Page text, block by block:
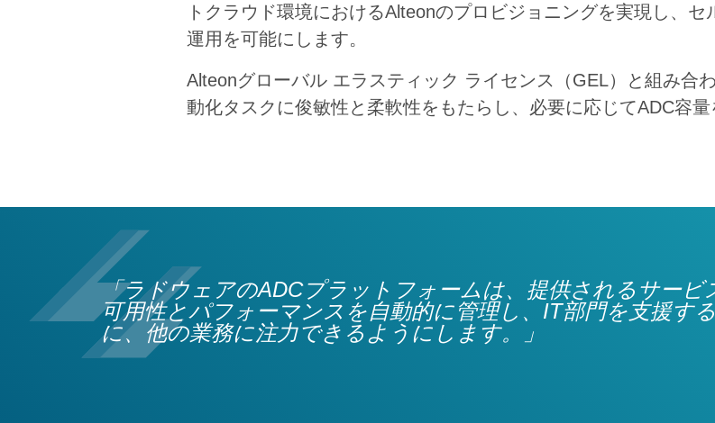
トクラウド環境におけるAlteonのプロビジョニングを実現し、
運用を可能にします。
Alteonグローバル エラスティック ライセンス（GEL）と組み合
動化タスクに俊敏性と柔軟性をもたらし、必要に応じてADC容量
「ラドウェアのADCプラットフォームは、提供されるサービ
可用性とパフォーマンスを自動的に管理し、IT部門を支援す
に、他の業務に注力できるようにします。」